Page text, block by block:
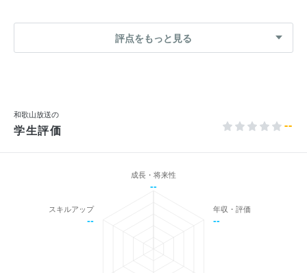
評点をもっと見る
和歌山放送の
学生評価 --
成長・将来性
--
年収・評価
--
スキルアップ
--